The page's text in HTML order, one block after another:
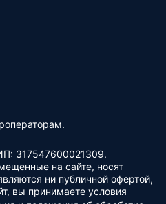
317547600021309.
на сайте, носят
ни публичной офертой,
вы принимаете условия